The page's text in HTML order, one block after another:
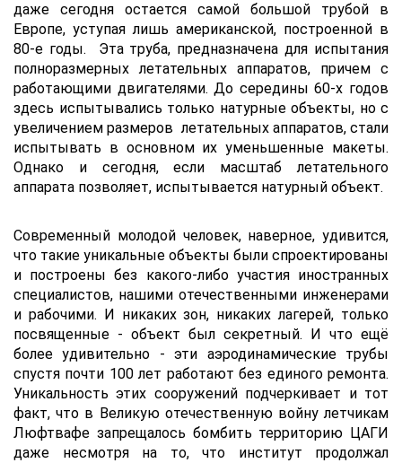
даже сегодня остается самой большой трубой в
Европе, уступая лишь американской, построенной в
80-е годы. Эта труба, предназначена для испытания
полноразмерных летательных аппаратов, причем с
работающими двигателями. До середины 60-х годов
здесь испытывались только натурные объекты, но с
увеличением размеров летательных аппаратов, стали
испытывать в основном их уменьшенные макеты.
Однако и сегодня, если масштаб летательного
аппарата позволяет, испытывается натурный объект.
Современный молодой человек, наверное, удивится,
что такие уникальные объекты были спроектированы
и построены без какого-либо участия иностранных
специалистов, нашими отечественными инженерами
и рабочими. И никаких зон, никаких лагерей, только
посвященные - объект был секретный. И что ещё
более удивительно - эти аэродинамические трубы
спустя почти 100 лет работают без единого ремонта.
Уникальность этих сооружений подчеркивает и тот
факт, что в Великую отечественную войну летчикам
Люфтвафе запрещалось бомбить территорию ЦАГИ
даже несмотря на то, что институт продолжал